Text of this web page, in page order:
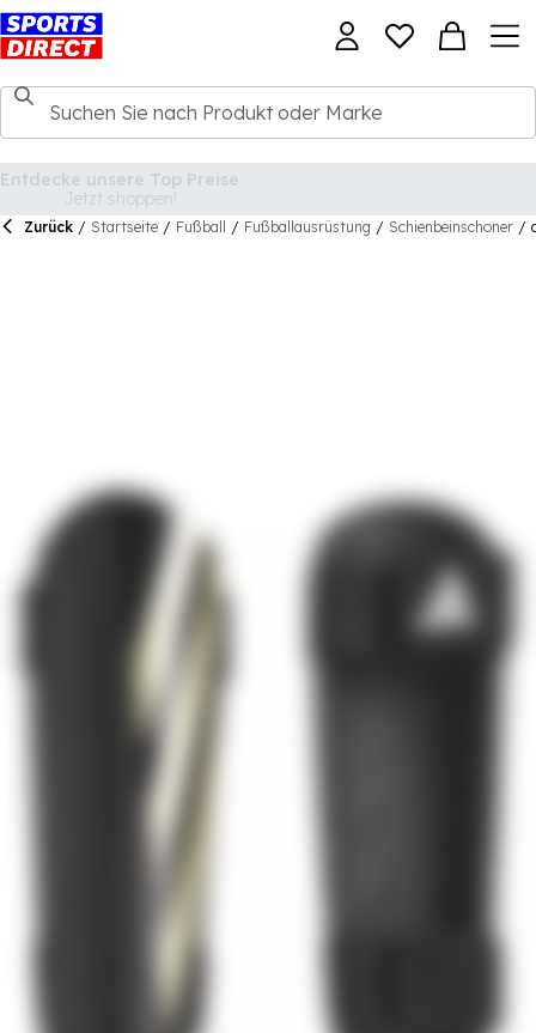
Zurück / Startseite / Fußball / Fußballausrüstung / Schienbeinschoner /